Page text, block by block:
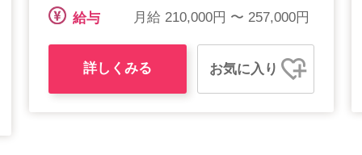
給与 月給 210,000円 〜 257,000円
詳しくみる お気に入り